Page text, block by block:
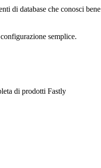
di database che conosci bene
semplice.
di prodotti Fastly